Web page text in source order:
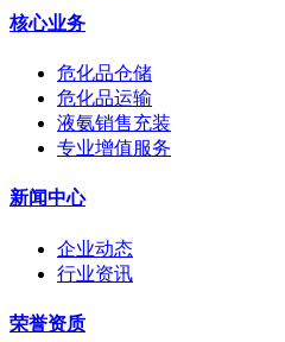
核心业务
危化品仓储
危化品运输
液氨销售充装
专业增值服务
新闻中心
企业动态
行业资讯
荣誉资质